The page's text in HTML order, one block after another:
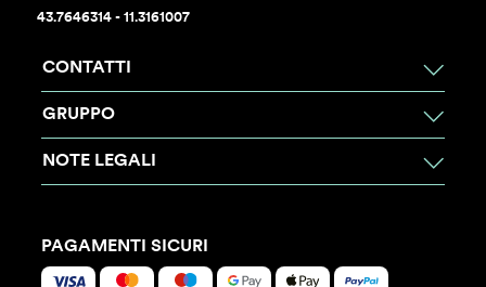
43.7646314 - 11.3161007
CONTATTI
GRUPPO
NOTE LEGALI
PAGAMENTI SICURI